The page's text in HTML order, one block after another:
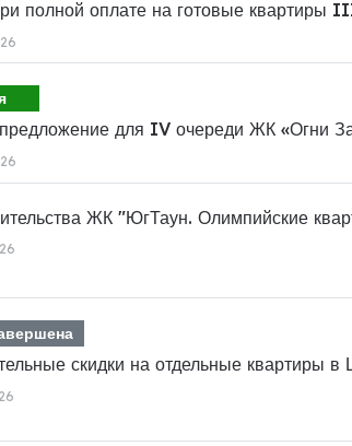
полной оплате на готовые квартиры
для IV очереди ЖК «Огни
ЖК "ЮгТаун. Олимпийские
скидки на отдельные